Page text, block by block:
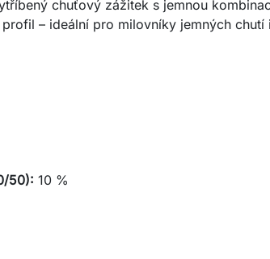
chuťový zážitek s jemnou
– ideální pro milovníky jemných chutí
50): 10 %